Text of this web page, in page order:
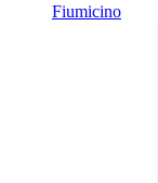
Fiumicino